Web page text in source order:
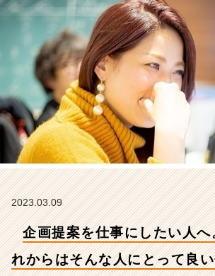
ら
は
そ
ん
な
と
っ
て
良
い
す！
【株
式
2023.03.09
企画提案を仕事にしたい人へ
れからはそんな人にとって良い